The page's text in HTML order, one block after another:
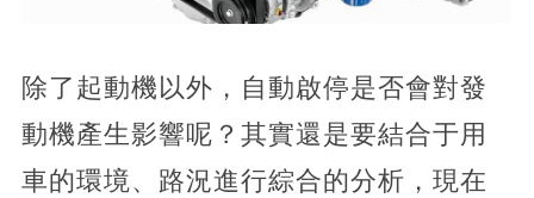
除了起動機以外，自動啟停是否會對發
動機產生影響呢？其實還是要結合于用
車的環境、路況進行綜合的分析，現在